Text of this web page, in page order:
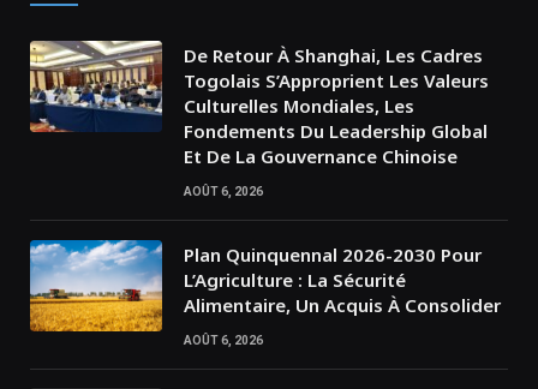
De Retour À Shanghai, Les Cadres
Togolais S’Approprient Les Valeurs
Culturelles Mondiales, Les
Fondements Du Leadership Global
Et De La Gouvernance Chinoise
AOÛT 6, 2026
Plan Quinquennal 2026-2030 Pour
L’Agriculture : La Sécurité
Alimentaire, Un Acquis À Consolider
AOÛT 6, 2026